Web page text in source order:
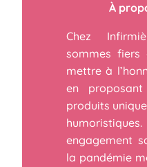
À
Chez
sommes
mettre à
en
produits
engagement
la pandémie